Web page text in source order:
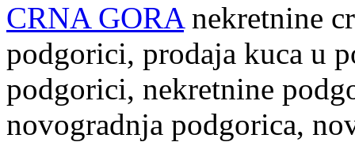
CRNA GORA nekretnine
podgorici, prodaja kuca u
podgorici, nekretnine
novogradnja podgorica,